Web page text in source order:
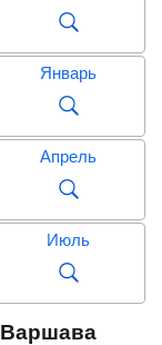
Январь
Апрель
Июль